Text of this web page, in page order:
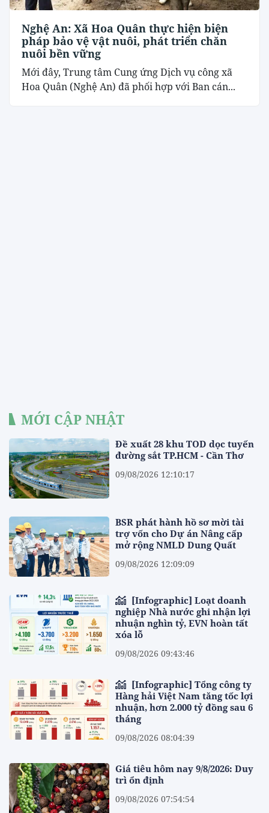
Nghệ An: Xã Hoa Quân thực hiện biện
pháp bảo vệ vật nuôi, phát triển chăn
nuôi bền vững
Mới đây, Trung tâm Cung ứng Dịch vụ công xã
Hoa Quân (Nghệ An) đã phối hợp với Ban cán...
MỚI CẬP NHẬT
Đề xuất 28 khu TOD dọc tuyến
đường sắt TP.HCM - Cần Thơ
09/08/2026 12:10:17
BSR phát hành hồ sơ mời tài
trợ vốn cho Dự án Nâng cấp
mở rộng NMLD Dung Quất
09/08/2026 12:09:09
nghiệp Nhà nước ghi nhận lợi
nhuận nghìn tỷ, EVN hoàn tất
xóa lỗ
09/08/2026 09:43:46
Hàng hải Việt Nam tăng tốc lợi
nhuận, hơn 2.000 tỷ đồng sau 6
tháng
09/08/2026 08:04:39
Giá tiêu hôm nay 9/8/2026: Duy
trì ổn định
09/08/2026 07:54:54